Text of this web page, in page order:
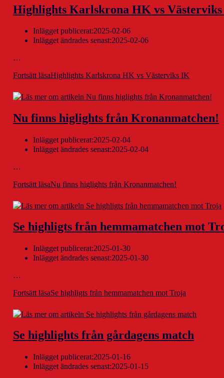
Highlights Karlskrona HK vs
Inlägget publicerat:2025-02-06
Inlägget ändrades senast:2025-02-06
…
Fortsätt läsaHighlights Karlskrona HK vs Västerviks IK
Nu finns higlights från Kronanmatchen!
Inlägget publicerat:2025-02-04
Inlägget ändrades senast:2025-02-04
…
Fortsätt läsaNu finns higlights från Kronanmatchen!
Se highligts från hemmamatchen mot
Inlägget publicerat:2025-01-30
Inlägget ändrades senast:2025-01-30
…
Fortsätt läsaSe highligts från hemmamatchen mot Troja
Se highlights från gårdagens match
Inlägget publicerat:2025-01-16
Inlägget ändrades senast:2025-01-15